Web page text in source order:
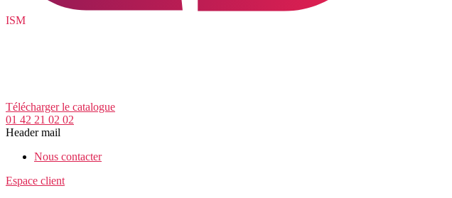
ISM
Télécharger le catalogue
01 42 21 02 02
Header mail
Nous contacter
Espace client